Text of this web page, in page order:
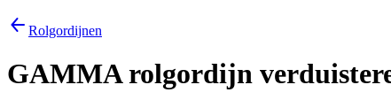
Rolgordijnen
GAMMA rolgordijn